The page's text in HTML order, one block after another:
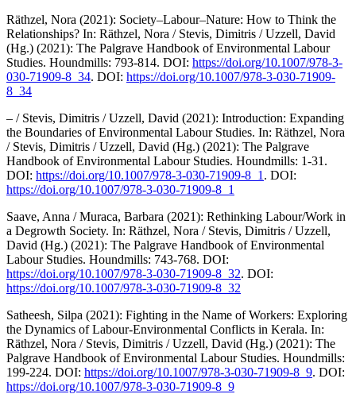
Räthzel, Nora (2021): Society–Labour–Nature: How to Think the
Relationships? In: Räthzel, Nora / Stevis, Dimitris / Uzzell, David
(Hg.) (2021): The Palgrave Handbook of Environmental Labour
Studies. Houndmills: 793-814. DOI: https://doi.org/10.1007/978-3-
030-71909-8_34. DOI: https://doi.org/10.1007/978-3-030-71909-
8_34
– / Stevis, Dimitris / Uzzell, David (2021): Introduction: Expanding
the Boundaries of Environmental Labour Studies. In: Räthzel, Nora
/ Stevis, Dimitris / Uzzell, David (Hg.) (2021): The Palgrave
Handbook of Environmental Labour Studies. Houndmills: 1-31.
DOI: https://doi.org/10.1007/978-3-030-71909-8_1 . DOI:
https://doi.org/10.1007/978-3-030-71909-8_1
Saave, Anna / Muraca, Barbara (2021): Rethinking Labour/Work in
a Degrowth Society. In: Räthzel, Nora / Stevis, Dimitris / Uzzell,
David (Hg.) (2021): The Palgrave Handbook of Environmental
Labour Studies. Houndmills: 743-768. DOI:
https://doi.org/10.1007/978-3-030-71909-8_32. DOI:
https://doi.org/10.1007/978-3-030-71909-8_32
Satheesh, Silpa (2021): Fighting in the Name of Workers: Exploring
the Dynamics of Labour-Environmental Conflicts in Kerala. In:
Räthzel, Nora / Stevis, Dimitris / Uzzell, David (Hg.) (2021): The
Palgrave Handbook of Environmental Labour Studies. Houndmills:
199-224. DOI: https://doi.org/10.1007/978-3-030-71909-8_9. DOI:
https://doi.org/10.1007/978-3-030-71909-8_9